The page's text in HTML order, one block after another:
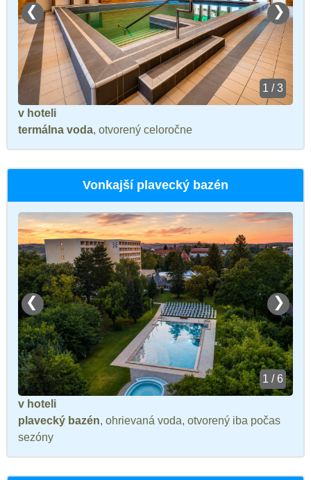
❮ ❯
1 / 3
v hoteli
termálna voda, otvorený celoročne
Vonkajší plavecký bazén
❮ ❯
1 / 6
v hoteli
plavecký bazén, ohrievaná voda, otvorený iba počas
sezóny